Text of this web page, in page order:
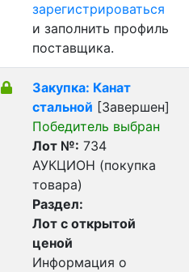
зарегистрироваться
и заполнить профиль
поставщика.
Закупка: Канат
стальной [Завершен]
Победитель выбран
Лот №: 734
АУКЦИОН (покупка
товара)
Раздел:
Лот с открытой
ценой
Информация о